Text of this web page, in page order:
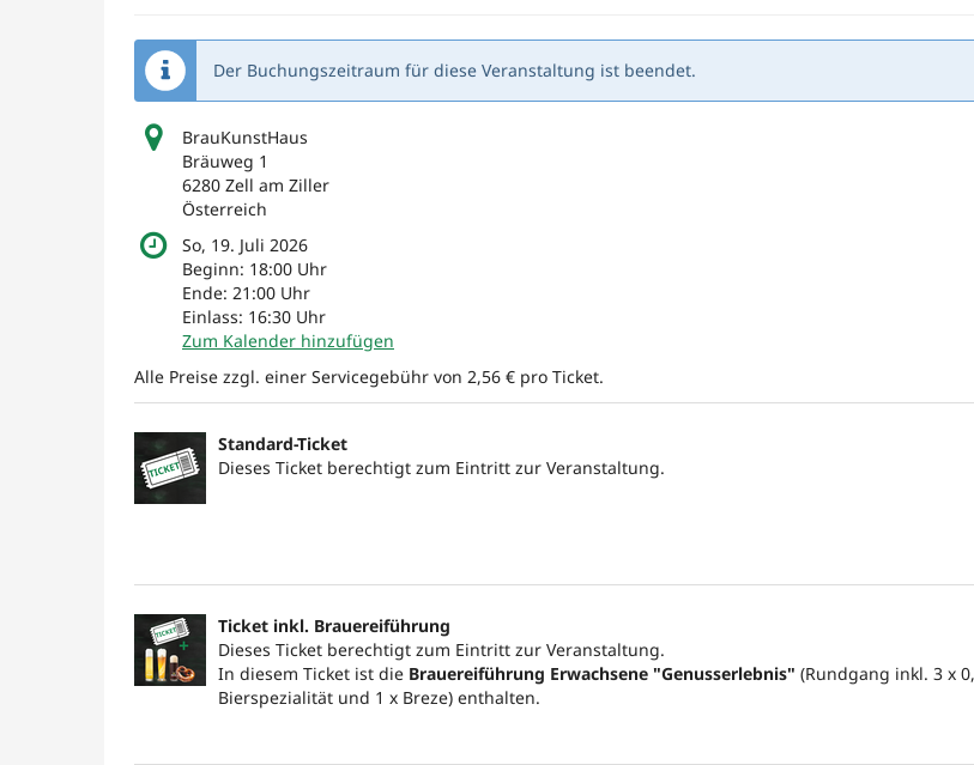
Der Buchungszeitraum für diese Veranstaltung ist beendet.
BrauKunstHaus
Bräuweg 1
6280 Zell am Ziller
Österreich
So, 19. Juli 2026
Beginn: 18:00 Uhr
Ende: 21:00 Uhr
Einlass: 16:30 Uhr
Zum Kalender hinzufügen
Alle Preise zzgl. einer Servicegebühr von 2,56 € pro Ticket.
Produkte
Unkategorisierte
Produkte
Standard-Ticket
Dieses Ticket berechtigt zum Eintritt zur Veranstaltung.
Ticket inkl. Brauereiführung
Dieses Ticket berechtigt zum Eintritt zur Veranstaltung.
In diesem Ticket ist die Brauereiführung Erwachsene "Genusserlebnis" (Rundgang inkl. 3 x
Bierspezialität und 1 x Breze) enthalten.